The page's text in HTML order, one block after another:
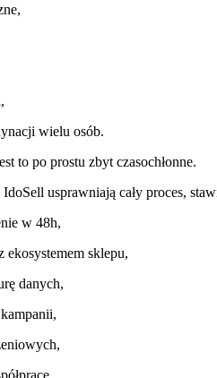
wielu osób.
to po prostu zbyt czasochłonne.
usprawniają cały proces,
w 48h,
ekosystemem sklepu,
danych,